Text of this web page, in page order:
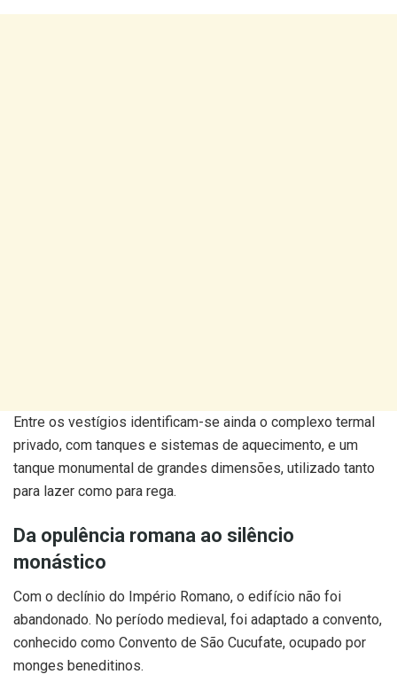
Entre os vestígios identificam-se ainda o complexo termal
privado, com tanques e sistemas de aquecimento, e um
tanque monumental de grandes dimensões, utilizado tanto
para lazer como para rega.
Da opulência romana ao silêncio
monástico
Com o declínio do Império Romano, o edifício não foi
abandonado. No período medieval, foi adaptado a convento,
conhecido como Convento de São Cucufate, ocupado por
monges beneditinos.